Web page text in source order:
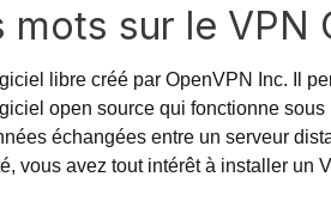
mots sur le VPN
libre créé par OpenVPN Inc. Il
open source qui fonctionne
échangées entre un serveur
vous avez tout intérêt à installer un